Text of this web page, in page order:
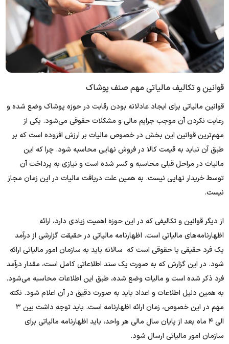
قوانین و تکالیف مالیاتی مهم صنف پوشاک
قوانین مالیاتی برای ایجاد عادلانه بودن رقابت در حوزه پوشاک وضع شده و
رعایت نکردن آن موجب جرایم مالی و مشکلات حقوقی می‌شود. یکی از
مهم‌ترین قوانین این بخش در خصوص مالیات بر ارزش افزوده است که بر
طبق آن نباید به قیمت کالا در فروش نهایی محاسبه شود. چرا که این
مالیات در مراحل قبلی محاسبه و کسر شده است و نیازی به پرداخت آن
توسط خریدار نهایی نیست. به همین علت دریافت مالیات در این زمان مجاز
نیست.
از دیگر قوانین و تکالیفی که در این حوزه اهمیت زیادی دارد، ارائه
اظهارنامه‌های مالیاتی است. اظهارنامه مالیاتی در حقیقت گزارشی از درآمد
یک فرد حقیقی یا حقوقی است که سالانه باید به سازمان امور مالیاتی ارائه
شود. در این گزارش که به صورت یک سند اطلاعاتی کامل است، مقدار درآمد
فرد ذکر شده است و مالیات وضع شده، طبق این اطلاعات محاسبه می‌شود.
به همین دلیل اطلاعات و اعداد باید به صورت دقیق در آن اعلام شود. نکته
مهم در این خصوص، زمان ارائه اظهارنامه است. باید توجه داشت بین ۳
الی ۴ ماه بعد از پایان سال مالی هر واحد، باید اظهارنامه مالیاتی برای
سازمان امور مالیاتی ارسال شود.